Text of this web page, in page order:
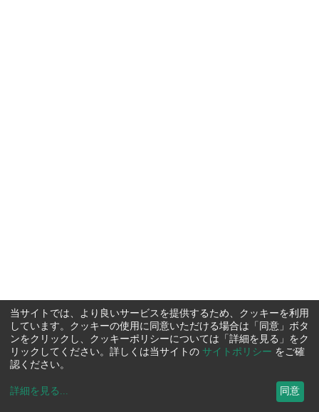
当サイトでは、より良いサービスを提供するため、クッキーを利用
しています。クッキーの使用に同意いただける場合は「同意」ボタ
ンをクリックし、クッキーポリシーについては「詳細を見る」をク
リックしてください。詳しくは当サイトの サイトポリシー をご確
認ください。
詳細を見る ... 同意